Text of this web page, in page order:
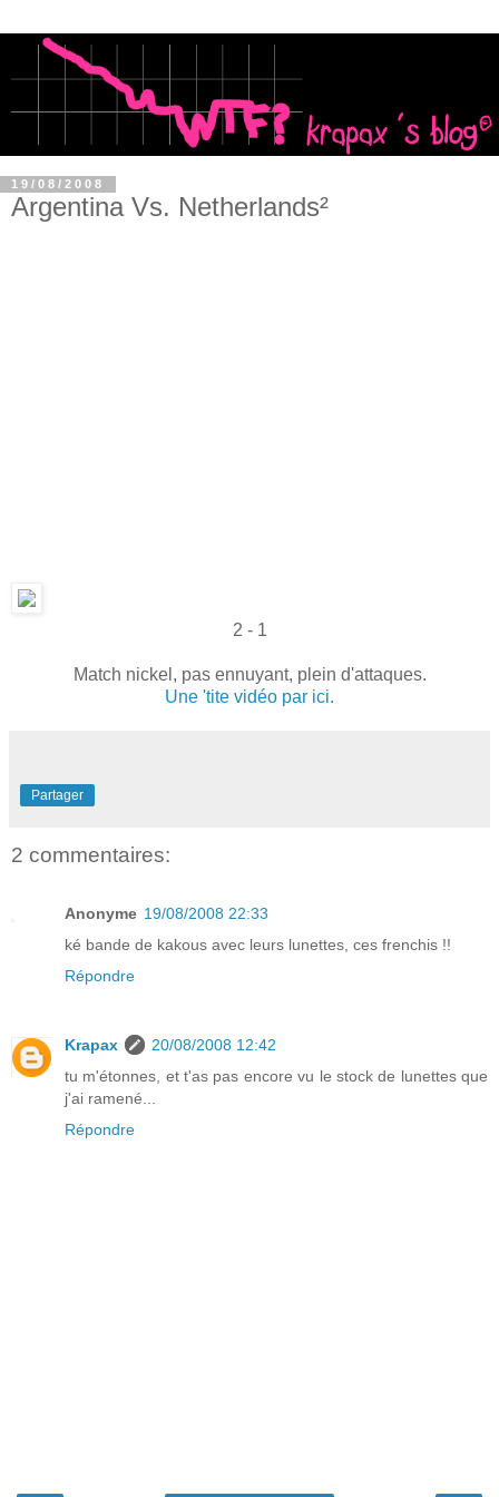
19/08/2008
Argentina Vs. Netherlands²
2 - 1
Match nickel, pas ennuyant, plein d'attaques.
Une 'tite vidéo par ici.
Partager
2 commentaires:
Anonyme 19/08/2008 22:33
ké bande de kakous avec leurs lunettes, ces frenchis !!
Répondre
Krapax
20/08/2008 12:42
tu m'étonnes, et t'as pas encore vu le stock de lunettes que
j'ai ramené...
Répondre